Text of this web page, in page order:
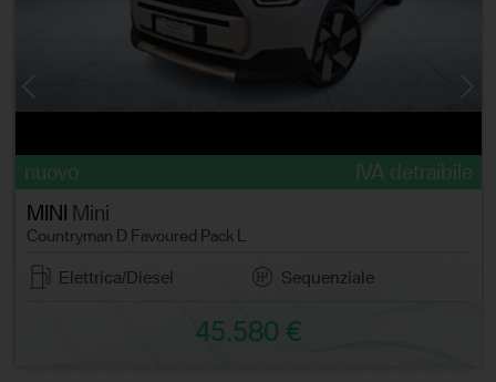
nuovo
IVA detraibile
MINI
Mini
Countryman D Favoured Pack L
Elettrica/Diesel Sequenziale
45.580 €